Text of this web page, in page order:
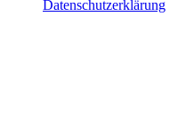
Datenschutzerklärung